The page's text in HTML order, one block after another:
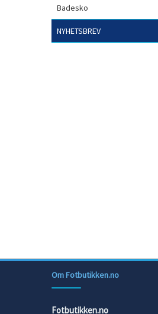
Badesko
NYHETSBREV
Om Fotbutikken.no
Fotbutikken.no